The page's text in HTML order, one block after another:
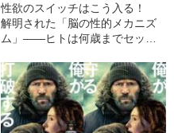
性欲のスイッチはこう入る！
解明された「脳の性的メカニズ
ム」――ヒトは何歳までセック